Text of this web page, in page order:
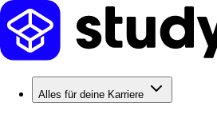
Alles für deine Karriere